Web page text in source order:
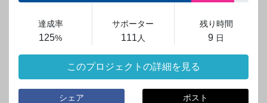
達成率
125%
サポーター
111 人
残り時間
9 日
このプロジェクトの詳細を見る
シェア ポスト